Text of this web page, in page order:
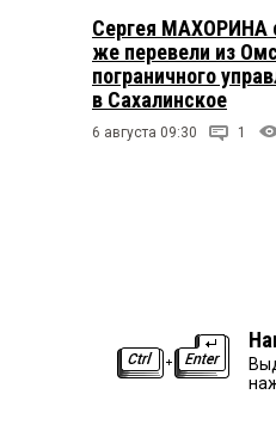
Сергея МАХОРИНА
же перевели из
пограничного
в Сахалинское
6 августа 09:30 1